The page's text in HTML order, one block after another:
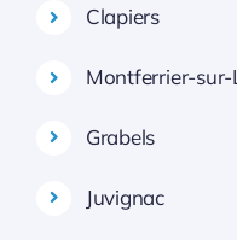
Clapiers
Montferrier-sur-
Grabels
Juvignac